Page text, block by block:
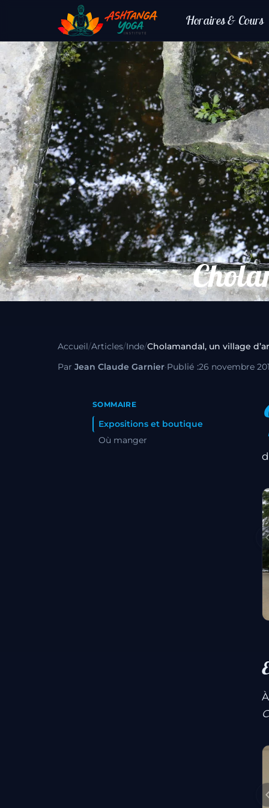
Horaires & Cours
Accueil/Articles/Inde/Cholamandal, un village
Par Jean Claude Garnier·Publié :26 novembre
SOMMAIRE
Expositions et boutique
Où manger